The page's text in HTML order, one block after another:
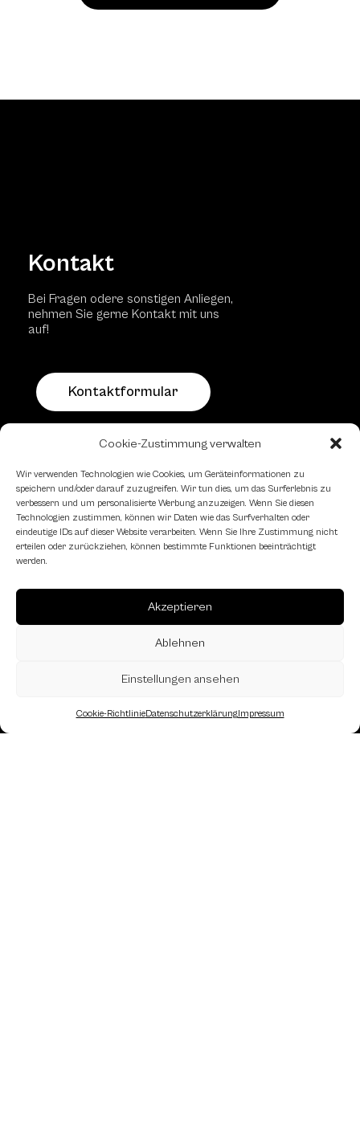
Cookie-Zustimmung verwalten
Wir verwenden Technologien wie Cookies, um Geräteinformationen zu
speichern und/oder darauf zuzugreifen. Wir tun dies, um das Surferlebnis zu
verbessern und um personalisierte Werbung anzuzeigen. Wenn Sie diesen
Technologien zustimmen, können wir Daten wie das Surfverhalten oder
eindeutige IDs auf dieser Website verarbeiten. Wenn Sie Ihre Zustimmung nicht
erteilen oder zurückziehen, können bestimmte Funktionen beeinträchtigt
werden.
Akzeptieren
Ablehnen
Einstellungen ansehen
Cookie-RichtlinieDatenschutzerklärungImpressum
Kontakt
Bei Fragen odere sonstigen Anliegen,
nehmen Sie gerne Kontakt mit uns
auf!
Kontaktformular
Schachfreundliche Lokale